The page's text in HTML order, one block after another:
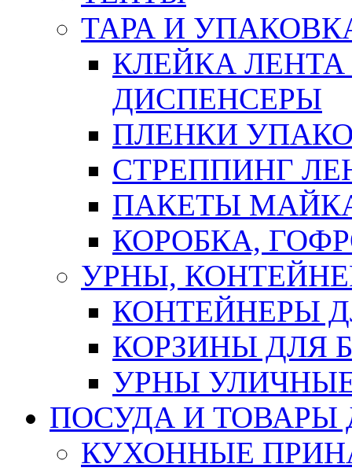
ТАРА И
КЛЕЙКА
ДИСПЕНСЕРЫ
ПЛЕНКИ
СТРЕППИНГ
ПАКЕТЫ
КОРОБКА,
УРНЫ,
КОНТЕЙНЕРЫ
КОРЗИНЫ ДЛЯ
УРНЫ
ПОСУДА И ТОВАРЫ
КУХОННЫЕ